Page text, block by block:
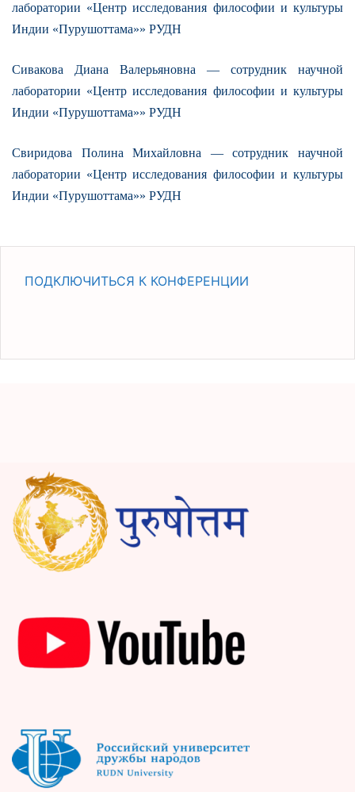
лаборатории «Центр исследования философии и культуры
Индии «Пурушоттама»» РУДН
Сивакова Диана Валерьяновна — сотрудник научной
лаборатории «Центр исследования философии и культуры
Индии «Пурушоттама»» РУДН
Свиридова Полина Михайловна — сотрудник научной
лаборатории «Центр исследования философии и культуры
Индии «Пурушоттама»» РУДН
ПОДКЛЮЧИТЬСЯ К КОНФЕРЕНЦИИ